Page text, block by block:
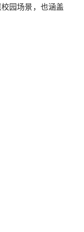
园场景，也涵盖